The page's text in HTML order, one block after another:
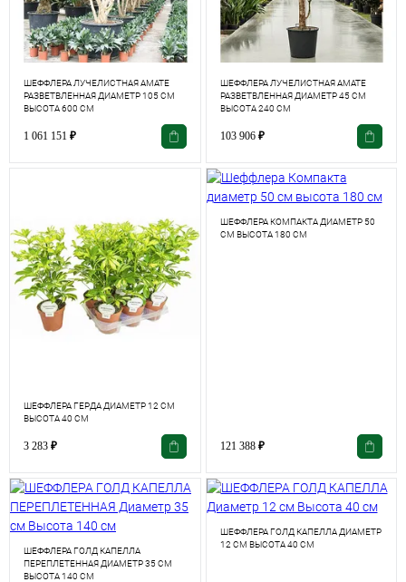
ШЕФФЛЕРА ЛУЧЕЛИСТНАЯ АМАТЕ
РАЗВЕТВЛЕННАЯ ДИАМЕТР 105 СМ
ВЫСОТА 600 СМ
1 061 151 ₽
ШЕФФЛЕРА ЛУЧЕЛИСТНАЯ АМАТЕ
РАЗВЕТВЛЕННАЯ ДИАМЕТР 45 СМ
ВЫСОТА 240 СМ
103 906 ₽
ШЕФФЛЕРА ГЕРДА ДИАМЕТР 12 СМ
ВЫСОТА 40 СМ
3 283 ₽
ШЕФФЛЕРА КОМПАКТА ДИАМЕТР 50
СМ ВЫСОТА 180 СМ
121 388 ₽
ШЕФФЛЕРА ГОЛД КАПЕЛЛА
ПЕРЕПЛЕТЕННАЯ ДИАМЕТР 35 СМ
ВЫСОТА 140 СМ
ШЕФФЛЕРА ГОЛД КАПЕЛЛА ДИАМЕТР
12 СМ ВЫСОТА 40 СМ